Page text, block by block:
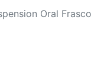
Oral